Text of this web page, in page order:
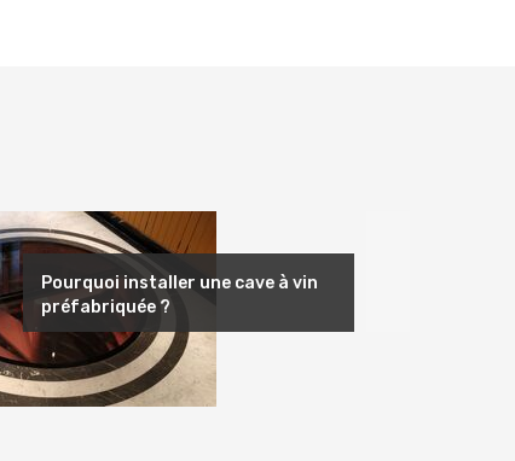
Suivant
Pourquoi installer une cave à vin
préfabriquée ?